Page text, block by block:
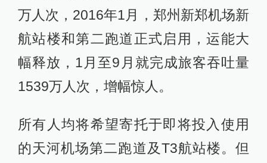
万人次，2016年1月，郑州新郑机场新
航站楼和第二跑道正式启用，运能大
幅释放，1月至9月就完成旅客吞吐量
1539万人次，增幅惊人。
所有人均将希望寄托于即将投入使用
的天河机场第二跑道及T3航站楼。但